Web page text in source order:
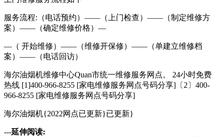
服务流程:（电话预约）——（上门检查）——（制定维修方
案）——（确定维修价格）—
—（ 开始维修）——（维修开保修）——（单建立维修档
案）——（电话回访）
海尔油烟机维修中心Quan市统一维修服务网点。 24小时免费
热线 [1]400-966-8255 [家电维修服务网点号码分享]〔2〕400-
966-8255 [家电维修服务网点号码分享]
海尔油烟机{2022网点已更新}已更新}
---延伸阅读: